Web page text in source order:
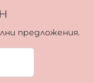
предложения.